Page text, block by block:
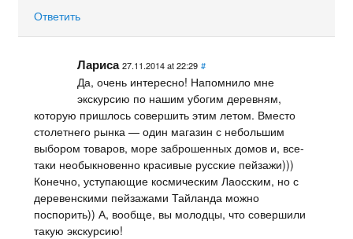
Ответить
Лариса 27.11.2014 at 22:29 #
Да, очень интересно! Напомнило мне
экскурсию по нашим убогим деревням,
которую пришлось совершить этим летом. Вместо
столетнего рынка — один магазин с небольшим
выбором товаров, море заброшенных домов и, все-
таки необыкновенно красивые русские пейзажи)))
Конечно, уступающие космическим Лаосским, но с
деревенскими пейзажами Тайланда можно
поспорить)) А, вообще, вы молодцы, что совершили
такую экскурсию!